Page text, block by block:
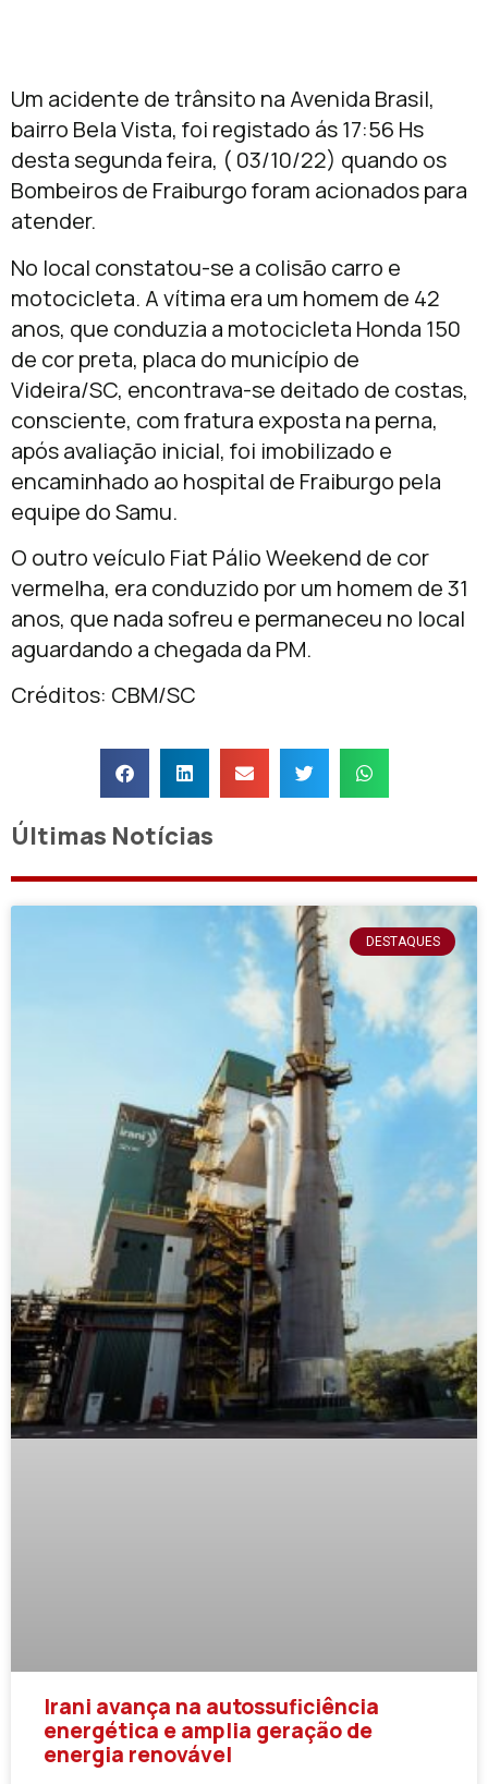
Um acidente de trânsito na Avenida Brasil,
bairro Bela Vista, foi registado ás 17:56 Hs
desta segunda feira, ( 03/10/22) quando os
Bombeiros de Fraiburgo foram acionados para
atender.
No local constatou-se a colisão carro e
motocicleta. A vítima era um homem de 42
anos, que conduzia a motocicleta Honda 150
de cor preta, placa do município de
Videira/SC, encontrava-se deitado de costas,
consciente, com fratura exposta na perna,
após avaliação inicial, foi imobilizado e
encaminhado ao hospital de Fraiburgo pela
equipe do Samu.
O outro veículo Fiat Pálio Weekend de cor
vermelha, era conduzido por um homem de 31
anos, que nada sofreu e permaneceu no local
aguardando a chegada da PM.
Créditos: CBM/SC
Últimas Notícias
DESTAQUES
Irani avança na autossuficiência
energética e amplia geração de
energia renovável